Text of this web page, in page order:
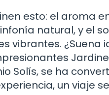
esto: el aroma
natural, y el
vibrantes. ¿Suena
Solís, se ha
un viaje